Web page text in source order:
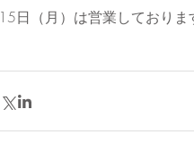
15日（月）は営業しておりま